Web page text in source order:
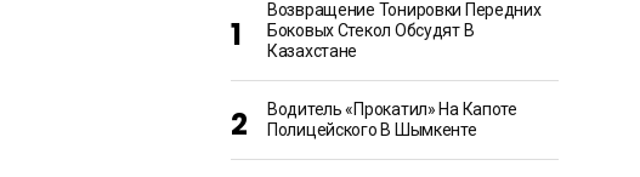
Возвращение Тонировки Передних
Боковых Стекол Обсудят В
Казахстане
Водитель «прокатил» На Капоте
Полицейского В Шымкенте